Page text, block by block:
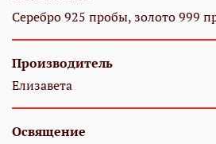
Серебро 925 пробы, золото 999
Производитель
Елизавета
Освящение